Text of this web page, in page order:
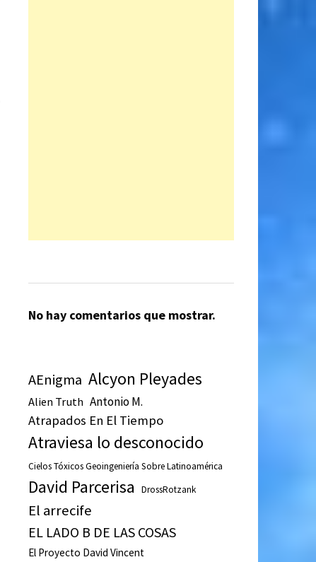
No hay comentarios que mostrar.
AEnigma Alcyon Pleyades
Alien Truth Antonio M.
Atrapados En El Tiempo
Atraviesa lo desconocido
Cielos Tóxicos Geoingeniería Sobre Latinoamérica
David Parcerisa DrossRotzank
El arrecife
EL LADO B DE LAS COSAS
El Proyecto David Vincent